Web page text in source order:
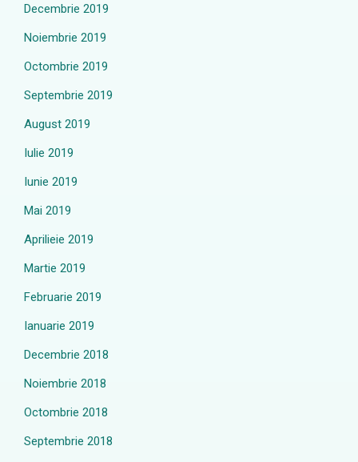
Decembrie 2019
Noiembrie 2019
Octombrie 2019
Septembrie 2019
August 2019
Iulie 2019
Iunie 2019
Mai 2019
Aprilieie 2019
Martie 2019
Februarie 2019
Ianuarie 2019
Decembrie 2018
Noiembrie 2018
Octombrie 2018
Septembrie 2018